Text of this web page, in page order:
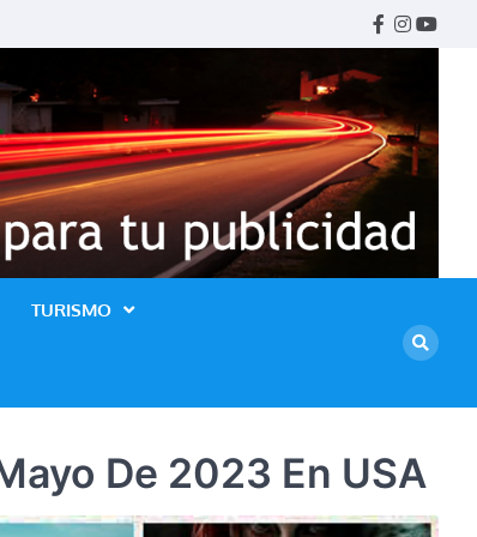
Facebook
TURISMO
De 2023 En USA